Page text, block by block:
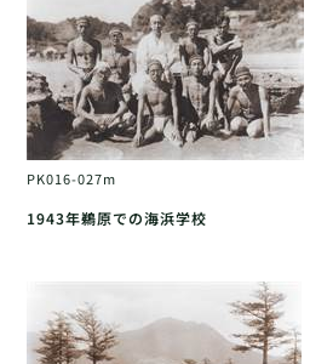
PK016-027m
1943年鵜原での海浜学校